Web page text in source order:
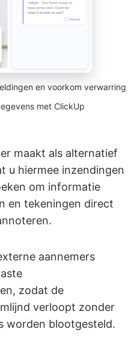
en voorkom verwarring
met ClickUp
maakt als alternatief
u hiermee inzendingen
om informatie
en tekeningen direct
aannemers
zodat de
verloopt zonder
worden blootgesteld.